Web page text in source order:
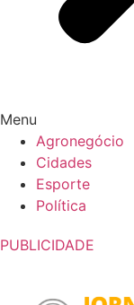
Menu
Agronegócio
Cidades
Esporte
Política
PUBLICIDADE